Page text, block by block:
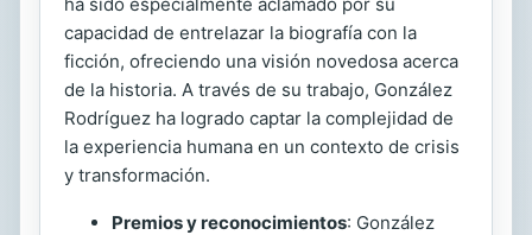
capacidad de entrelazar la biografía con la
ficción, ofreciendo una visión novedosa acerca
de la historia. A través de su trabajo, González
Rodríguez ha logrado captar la complejidad de
la experiencia humana en un contexto de crisis
y transformación.
Premios y reconocimientos: González